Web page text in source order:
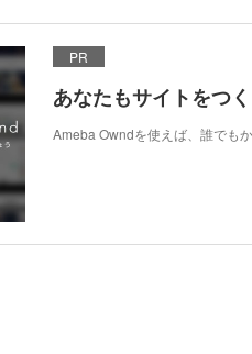
PR
あなたもサイトをつ
Ameba Owndを使えば、誰でも